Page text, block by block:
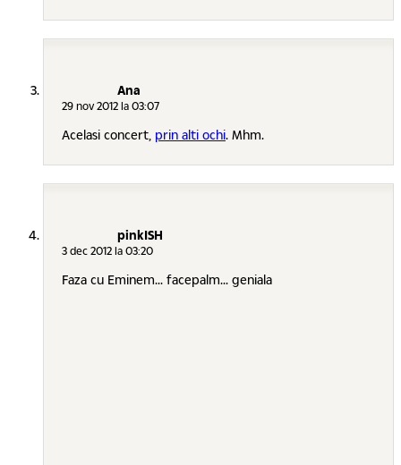
Ana
29 nov 2012 la 03:07
Acelasi concert, prin alti ochi. Mhm.
pinkISH
3 dec 2012 la 03:20
Faza cu Eminem... facepalm... geniala